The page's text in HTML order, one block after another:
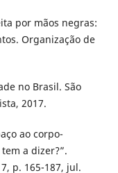
por mãos negras:
Organização de
no Brasil. São
2017.
ao corpo-
a dizer?”.
p. 165-187, jul.